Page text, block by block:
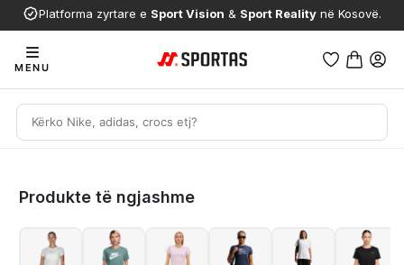
Platforma zyrtare e Sport Vision & Sport Reality në Kosovë.
MENU
Produkte të ngjashme